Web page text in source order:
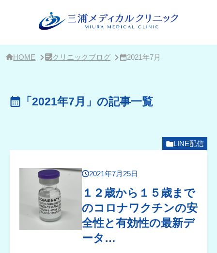
HOME クリニックブログ 2021年7月
「2021年7月」の記事一覧
LINE配信
2021年7月25日
１２歳から１５歳まで
のコロナワクチンの安
全性と有効性の最新デ
ータ…